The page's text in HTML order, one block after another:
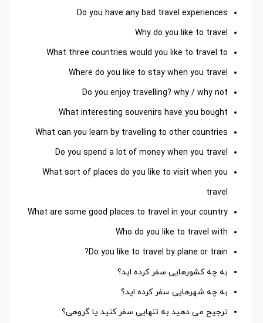
Do you have any bad travel experiences
Why do you like to travel
What three countries would you like to travel to
Where do you like to stay when you travel
Do you enjoy travelling? why / why not
What interesting souvenirs have you bought
What can you learn by travelling to other countries
Do you spend a lot of money when you travel
What sort of places do you like to visit when you
travel
What are some good places to travel in your country
Who do you like to travel with
Do you like to travel by plane or train?
به چه کشورهایی سفر کرده اید؟
به چه شهرهایی سفر کرده اید؟
ترجیح می دهید به تنهایی سفر کنید یا گروهی؟